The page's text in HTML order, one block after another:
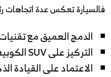
فالسيارة تعكس عدة اتجاهات
الدمج العميق مع
التركيز على SUV الكوبيه الرياضية
الاعتماد على القيادة